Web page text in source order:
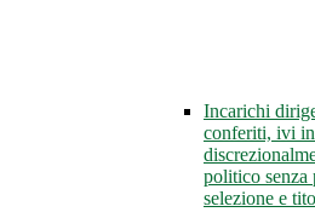
Incarichi
conferiti, ivi
politico senza
selezione e